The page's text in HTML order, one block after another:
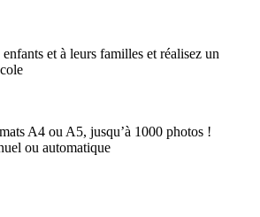
et à leurs familles et réalisez un
A4 ou A5, jusqu’à 1000 photos !
ou automatique